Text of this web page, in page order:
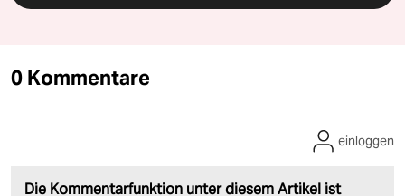
0 Kommentare
Die Kommentarfunktion unter diesem Artikel ist
einloggen